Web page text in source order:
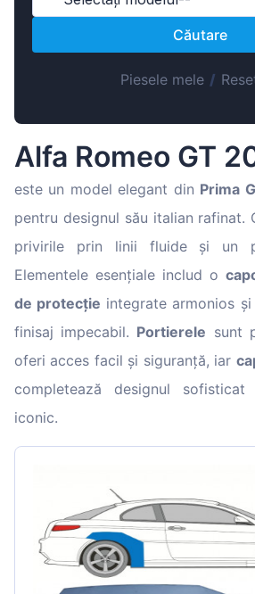
Lietuvių
Slovenian
Latvian
Căutare
Piesele mele/
Alfa Romeo GT
este un model elegant din Prima
pentru designul său italian rafinat.
privirile prin linii fluide și un
Elementele esențiale includ o
de protecție integrate armonios și
finisaj impecabil. Portierele sunt
oferi acces facil și siguranță, iar
completează designul
iconic.